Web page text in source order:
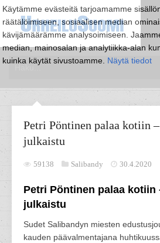
Käytämme evästeitä tarjoamamme
räätälöimiseen, sosiaalisen median
kävijämäärämme analysoimiseen.
median, mainosalan ja analytiikka-alan
kuinka käytät sivustoamme. Näytä tiedot
Petri Pöntinen palaa kotiin
julkaistu
59138 Salibandy 30.4.2020
Petri Pöntinen palaa kotiin
julkaistu
Sudet Salibandyn miesten
kauden päävalmentajana